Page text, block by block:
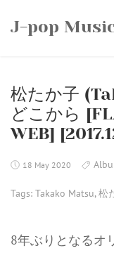
J-pop
松たか子
どこから
WEB]
18 May 2020
Tags: Takako Matsu,松
8年ぶりとなるオ